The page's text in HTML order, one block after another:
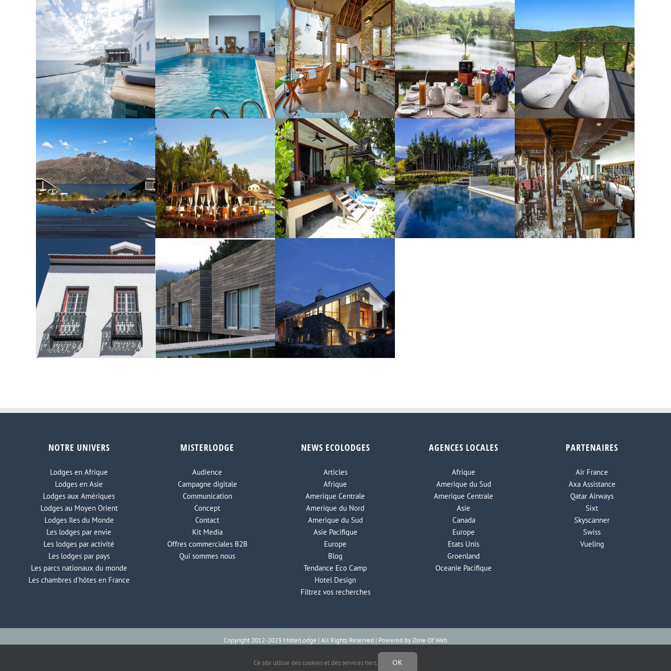
White Exclusive Suites and
Palais Heure Bleue Lodge Umganu Bubble Lodge Esiweni Lodge
Matakauri Lodge Coucoue Lodge Labriz Island Lodge – silhouette
NOTRE UNIVERS
Lodges en Afrique
Lodges en Asie
Lodges aux Amériques
Lodges au Moyen Orient
Lodges Iles du Monde
Les lodges par envie
Les lodges par activité
Les lodges par pays
Les parcs nationaux du monde
Les chambres d'hôtes en France
MISTERLODGE
Audience
Campagne digitale
Communication
Concept
Contact
Kit Media
Offres commerciales B2B
Qui sommes nous
NEWS ECOLODGES
Articles
Afrique
Amerique Centrale
Amerique du Nord
Amerique du Sud
Asie Pacifique
Europe
Blog
Tendance Eco Camp
Hotel Design
Filtrez vos recherches
AGENCES LOCALES
Afrique
Amerique du Sud
Amerique Centrale
Asie
Canada
Europe
Etats Unis
Groenland
Oceanie Pacifique
PARTENAIRES
Air France
Axa Assistance
Qatar Airways
Sixt
Skyscanner
Swiss
Vueling
Copyright 2012-2023 MisterLodge | All Rights Reserved | Powered byZone Of Web
FacebookInstagram
Ce site utilise des cookies et des services tiers. OK